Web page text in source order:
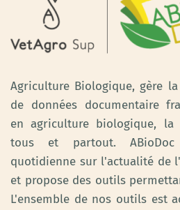
Agriculture Biologique, gère
de données documentaire
en agriculture biologique, la
tous et partout.
quotidienne sur l'actualité de
et propose des outils
L'ensemble de nos outils est